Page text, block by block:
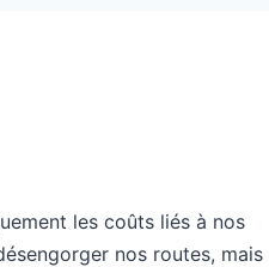
les coûts liés à nos
nos routes, mais